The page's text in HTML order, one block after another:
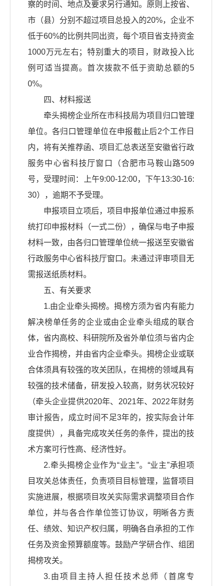
察的时间、地点及要求另行通知。原则上按省、
市（县）分别不超过项目总投入的20%，企业不
低于60%的比例共同出资，每个项目省支持资金
1000万元左右；特别重大的项目，财政投入比
例可适当提高。首次拨款不低于资助总额的5
0%。
四、材料报送
牵头揭榜企业所在市科技局为项目归口管理
单位。各归口管理单位在申报截止后2个工作日
内，将有关推荐函、项目汇总表送至安徽省行政
服务中心省科技厅窗口（合肥市马鞍山路509
号，受理时间：上午9:00-12:00，下午13:30-16:
30），逾期不予受理。
申报项目立项后，项目申报单位通过申报系
统打印申报材料（一式二份），确保与电子申报
材料一致，由各归口管理单位统一报送至安徽省
行政服务中心省科技厅窗口。未通过评审项目无
需报送纸质材料。
五、有关要求
1.由企业牵头揭榜。揭榜方须为省内有能力
解决榜单任务的企业或由企业牵头组成的联合
体，省内高校、科研院所及省外单位须与省内企
业合作揭榜，并由省内企业牵头。揭榜企业或联
合体须具有较强的攻关团队，在揭榜的领域具有
较强的技术储备，研发投入较高，财务状况较好
（牵头企业提供2020年、2021年、2022年财务
审计报告，成立时间不足3年的，按实际会计年
度提供），具备完成攻关任务的条件，提出的技
术方案可行性高、经济性好。
2.牵头揭榜企业作为“业主”。“业主”承担项
目攻关总体责任，负责项目目标管理，监督项目
实施进展，根据项目攻关实际需求调整项目合作
单位，并与各合作单位签订协议，明晰各方责
任、绩效、知识产权归属，明确各自承担的工作
任务及资金预算额度等。鼓励产学研合作、组团
揭榜攻关。
3.由项目主持人担任技术总师（首席专